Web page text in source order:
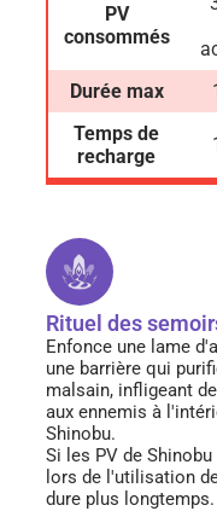
PV
consommés
Durée max
Temps de
recharge
Rituel des
Enfonce une lame
une barrière qui
malsain, infligeant
aux ennemis à
Shinobu.
Si les PV de
lors de l'utilisation
dure plus longtemps.